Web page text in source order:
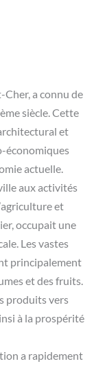
a connu de
siècle. Cette
et
économiques
actuelle.
aux activités
et
occupait une
Les vastes
principalement
et des fruits.
produits vers
à la prospérité
a rapidement